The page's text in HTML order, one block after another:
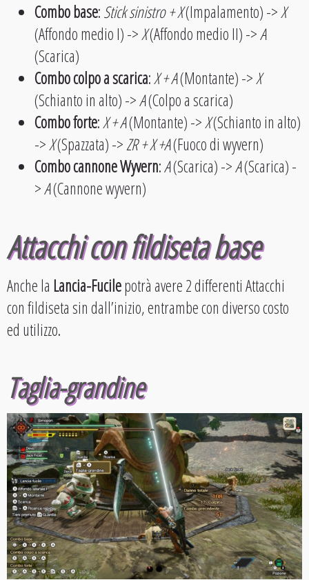
Combo base:Stick sinistro + X(Impalamento) ->X
(Affondo medio I) ->X(Affondo medio II) ->A
(Scarica)
Combo colpo a scarica:X + A(Montante) ->X
(Schianto in alto) ->A(Colpo a scarica)
Combo forte:X + A(Montante) ->X(Schianto in alto)
->X(Spazzata) ->ZR + X +A(Fuoco di wyvern)
Combo cannone Wyvern:A(Scarica) ->A(Scarica) -
>A(Cannone wyvern)
Attacchi con fildiseta base
Anche la Lancia-Fucilepotrà avere 2 differenti Attacchi
con fildiseta sin dall’inizio, entrambe con diverso costo
ed utilizzo.
Taglia-grandine